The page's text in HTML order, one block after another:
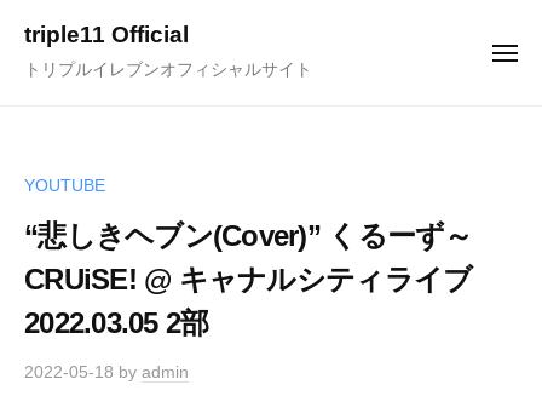
triple11 Official
トリプルイレブンオフィシャルサイト
メ
YOUTUBE
“悲しきヘブン(Cover)” くるーず～
CRUiSE! @ キャナルシティライブ
2022.03.05 2部
2022-05-18 by admin